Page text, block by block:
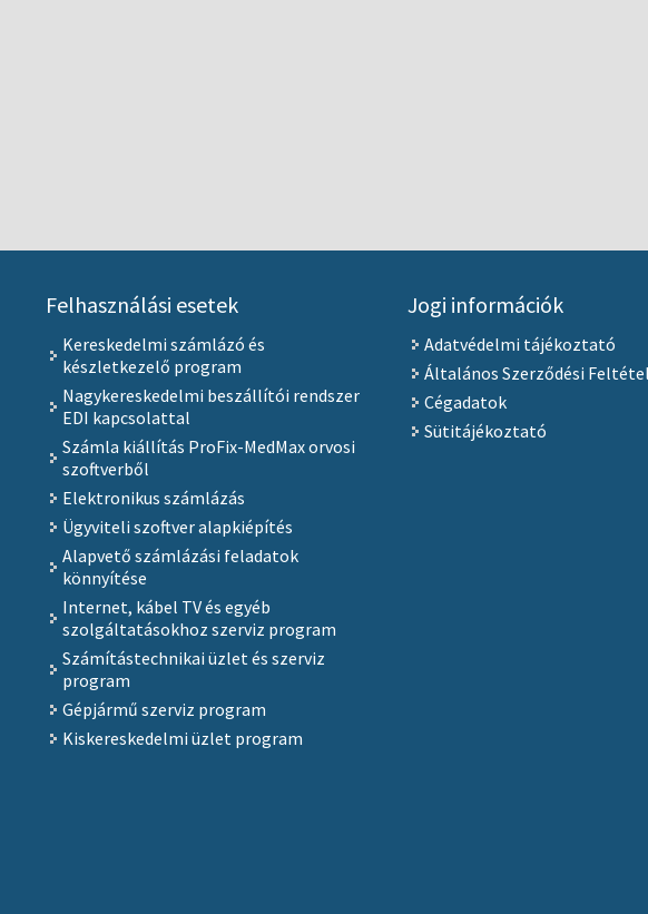
Felhasználási esetek
Kereskedelmi számlázó és
készletkezelő program
Nagykereskedelmi beszállítói rendszer
EDI kapcsolattal
Számla kiállítás ProFix-MedMax orvosi
szoftverből
Elektronikus számlázás
Ügyviteli szoftver alapkiépítés
Alapvető számlázási feladatok
könnyítése
Internet, kábel TV és egyéb
szolgáltatásokhoz szerviz program
Számítástechnikai üzlet és szerviz
program
Gépjármű szerviz program
Kiskereskedelmi üzlet program
Jogi információk
Adatvédelmi tájékoztató
Általános Szerződési
Cégadatok
Sütitájékoztató